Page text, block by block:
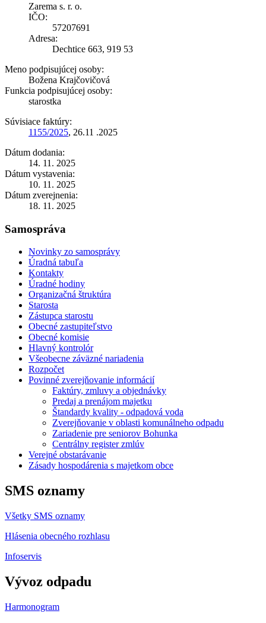
Zarema s. r. o.
IČO:
57207691
Adresa:
Dechtice 663, 919 53
Meno podpisujúcej osoby:
Božena Krajčovičová
Funkcia podpisujúcej osoby:
starostka
Súvisiace faktúry:
1155/2025, 26.11 .2025
Dátum dodania:
14. 11. 2025
Dátum vystavenia:
10. 11. 2025
Dátum zverejnenia:
18. 11. 2025
Samospráva
Novinky zo samosprávy
Úradná tabuľa
Kontakty
Úradné hodiny
Organizačná štruktúra
Starosta
Zástupca starostu
Obecné zastupiteľstvo
Obecné komisie
Hlavný kontrolór
Všeobecne záväzné nariadenia
Rozpočet
Povinné zverejňovanie informácií
Faktúry, zmluvy a objednávky
Predaj a prenájom majetku
Štandardy kvality - odpadová voda
Zverejňovanie v oblasti komunálneho odpadu
Zariadenie pre seniorov Bohunka
Centrálny register zmlúv
Verejné obstarávanie
Zásady hospodárenia s majetkom obce
SMS oznamy
Všetky SMS oznamy
Hlásenia obecného rozhlasu
Infoservis
Vývoz odpadu
Harmonogram